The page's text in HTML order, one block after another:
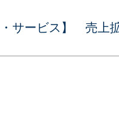
・サービス】 売上